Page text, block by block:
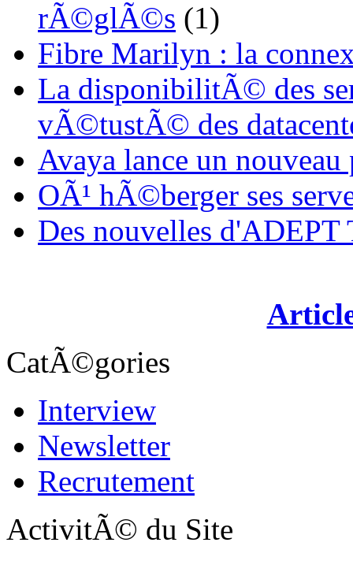
rÃ©glÃ©s (1)
Fibre Marilyn : la
La disponibilitÃ© des
vÃ©tustÃ© des
Avaya lance un nouveau
OÃ¹ hÃ©berger ses
Des nouvelles
CatÃ©gories
Interview
Newsletter
Recrutement
ActivitÃ© du Site